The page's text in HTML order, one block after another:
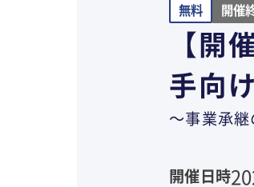
無料 開催
【開
手向
～事業承
開催日時